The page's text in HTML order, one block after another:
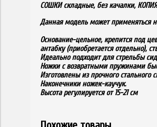
СОШКИ складные, без качалки, КОПИЯ
Данная модель может применяться
Основание-цельное, крепится под
антабку (приобретается отдельно),
Идеально подходит для стрельбы
Ножки с возвратными пружинами
Изготовлены из прочного стального
Наконечники ножек-каучук.
Высота регулируется от 15-21 см